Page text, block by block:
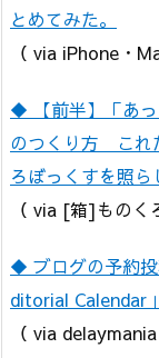
とめてみた。
（ via iPhone・
◆ 【前半】「あ
のつくり方 これ
ろぼっくすを照ら
（ via [箱]ものく
◆ ブログの予約
ditorial Calendar
（ via delaymania